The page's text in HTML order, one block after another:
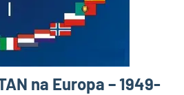
na Europa – 1949-